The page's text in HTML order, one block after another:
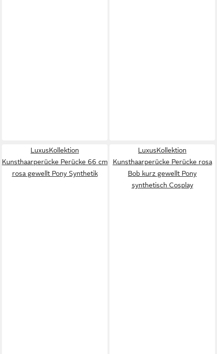
LuxusKollektion
Kunsthaarperücke Perücke 66 cm
rosa gewellt Pony Synthetik
LuxusKollektion
Kunsthaarperücke Perücke rosa
Bob kurz gewellt Pony
synthetisch Cosplay